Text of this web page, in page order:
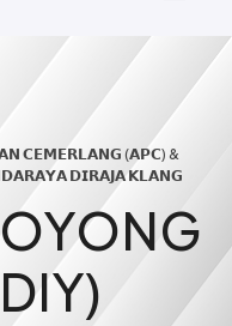
𝗖𝗘𝗠𝗘𝗥𝗟𝗔𝗡𝗚 (𝗔𝗣𝗖) &
𝗗𝗜𝗥𝗔𝗝𝗔 𝗞𝗟𝗔𝗡𝗚